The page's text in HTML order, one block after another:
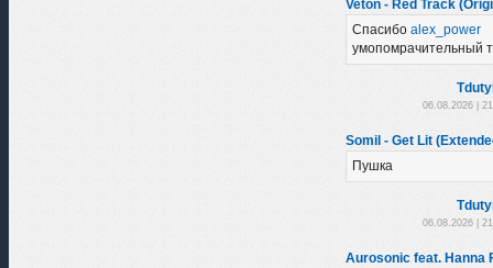
Veton - Red Track
Спасибо alex_power
умопомрачительный
06.08.2026 |
Somil - Get Lit
Пушка
06.08.2026 |
Aurosonic feat. Hanna